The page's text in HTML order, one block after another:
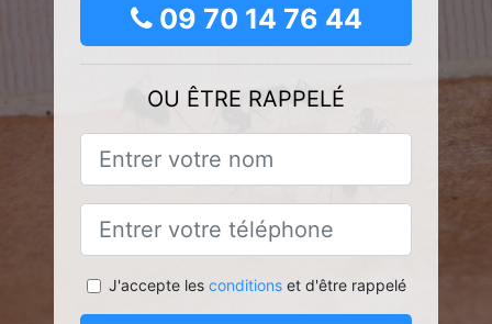
09 70 14 76 44
OU ÊTRE RAPPELÉ
J'accepte les conditionset d'être rappelé